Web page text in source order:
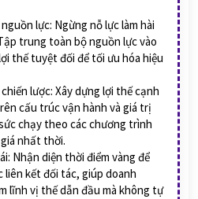
lực: Ngừng nỗ lực làm hài
trung toàn bộ nguồn lực vào
thế tuyệt đối để tối ưu hóa hiệu
lược: Xây dựng lợi thế cạnh
cấu trúc vận hành và giá trị
chạy theo các chương trình
nhất thời.
Nhận diện thời điểm vàng để
liên kết đối tác, giúp doanh
lĩnh vị thế dẫn đầu mà không tự